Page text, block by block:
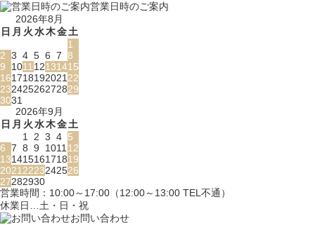
営業日時のご案内
2026年8月
日 月 火水木金土
1
2 3 4 5 6 7 8
9
101112131415
16171819202122
23242526272829
3031
2026年9月
日 月 火水木金土
1 2 3 4 5
6 7 8 9 101112
13141516171819
20212223242526
27282930
営業時間：10:00～17:00（12:00～13:00 TEL不通）
休業日…土・日・祝
お問い合わせ